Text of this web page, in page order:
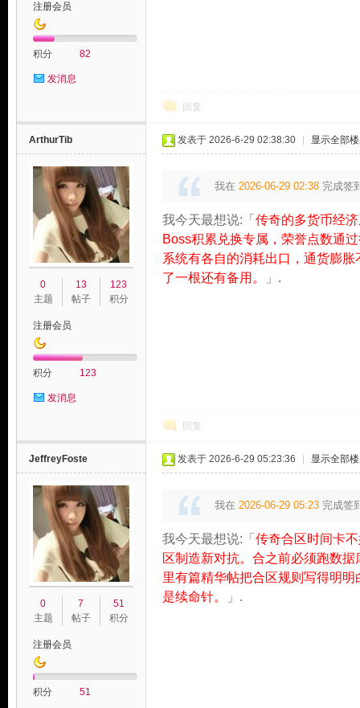
注册会员
积分 82
发消息
回复
ArthurTib
0
主题
13
帖子
123
积分
注册会员
积分 123
发消息
发表于 2026-6-29 02:38:30 显示全部
我在 2026-06-29 02:38完成签
我今天最想说:「 传奇的多货币经
Boss积累兑换专属，荣誉点数通
系统有各自的消耗出口，通货膨
了一根还有备用。
」.
回复
JeffreyFoste
0
主题
7
帖子
51
积分
注册会员
积分 51
发表于 2026-6-29 05:23:36 显示全部
我在 2026-06-29 05:23完成签
我今天最想说:「 传奇合区时间卡
区制造新对抗。合之前必须跑数
里有篇精华帖把合区规则写得明
是续命针。
」.